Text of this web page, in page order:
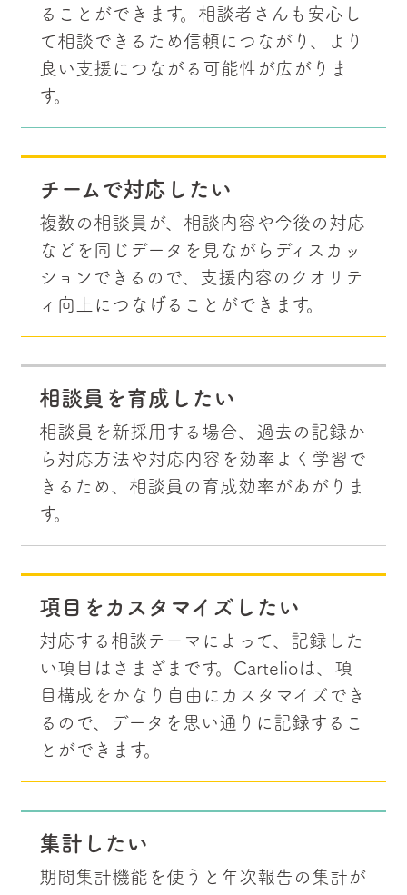
ることができます。相談者さんも安心し
て相談できるため信頼につながり、より
良い支援につながる可能性が広がりま
す。
チームで対応したい
複数の相談員が、相談内容や今後の対応
などを同じデータを見ながらディスカッ
ションできるので、支援内容のクオリテ
ィ向上につなげることができます。
相談員を育成したい
相談員を新採用する場合、過去の記録か
ら対応方法や対応内容を効率よく学習で
きるため、相談員の育成効率があがりま
す。
項目をカスタマイズしたい
対応する相談テーマによって、記録した
い項目はさまざまです。Cartelioは、項
目構成をかなり自由にカスタマイズでき
るので、データを思い通りに記録するこ
とができます。
集計したい
期間集計機能を使うと年次報告の集計が